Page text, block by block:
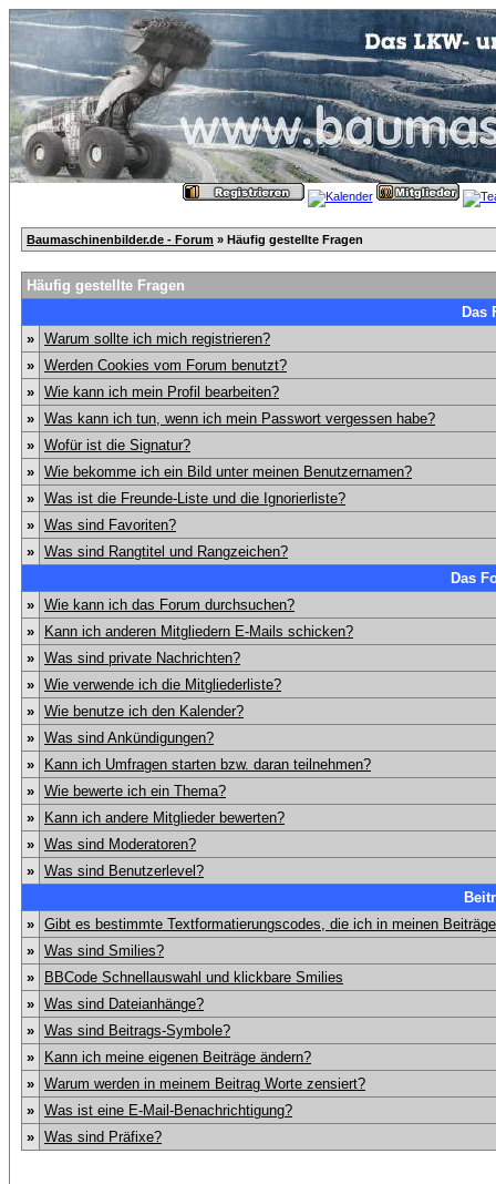
Baumaschinenbilder.de - Forum » Häufig gestellte Fragen
Häufig gestellte Fragen
Das
» Warum sollte ich mich registrieren?
» Werden Cookies vom Forum benutzt?
» Wie kann ich mein Profil bearbeiten?
» Was kann ich tun, wenn ich mein Passwort vergessen habe?
» Wofür ist die Signatur?
» Wie bekomme ich ein Bild unter meinen Benutzernamen?
» Was ist die Freunde-Liste und die Ignorierliste?
» Was sind Favoriten?
» Was sind Rangtitel und Rangzeichen?
Das
» Wie kann ich das Forum durchsuchen?
»
Kann ich anderen Mitgliedern E-Mails schicken?
» Was sind private Nachrichten?
» Wie verwende ich die Mitgliederliste?
» Wie benutze ich den Kalender?
» Was sind Ankündigungen?
»
Kann ich Umfragen starten bzw. daran teilnehmen?
» Wie bewerte ich ein Thema?
»
Kann ich andere Mitglieder bewerten?
» Was sind Moderatoren?
» Was sind Benutzerlevel?
» Gibt es bestimmte Textformatierungscodes, die ich in meinen
» Was sind Smilies?
»
BBCode Schnellauswahl und klickbare Smilies
» Was sind Dateianhänge?
» Was sind Beitrags-Symbole?
»
Kann ich meine eigenen Beiträge ändern?
» Warum werden in meinem Beitrag Worte zensiert?
» Was ist eine E-Mail-Benachrichtigung?
» Was sind Präfixe?